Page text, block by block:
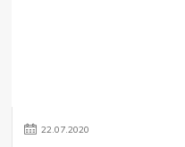
22.07.2020